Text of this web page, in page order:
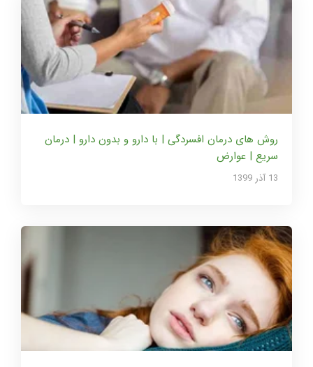
روش های درمان افسردگی | با دارو و بدون دارو | درمان
سریع | عوارض
13 آذر 1399